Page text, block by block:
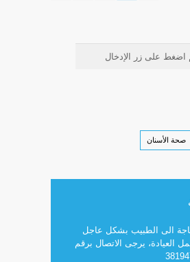
صحة الأسنان
الى الطبيب بشكل عاجل
العيادة، يرجى الاتصال برقم